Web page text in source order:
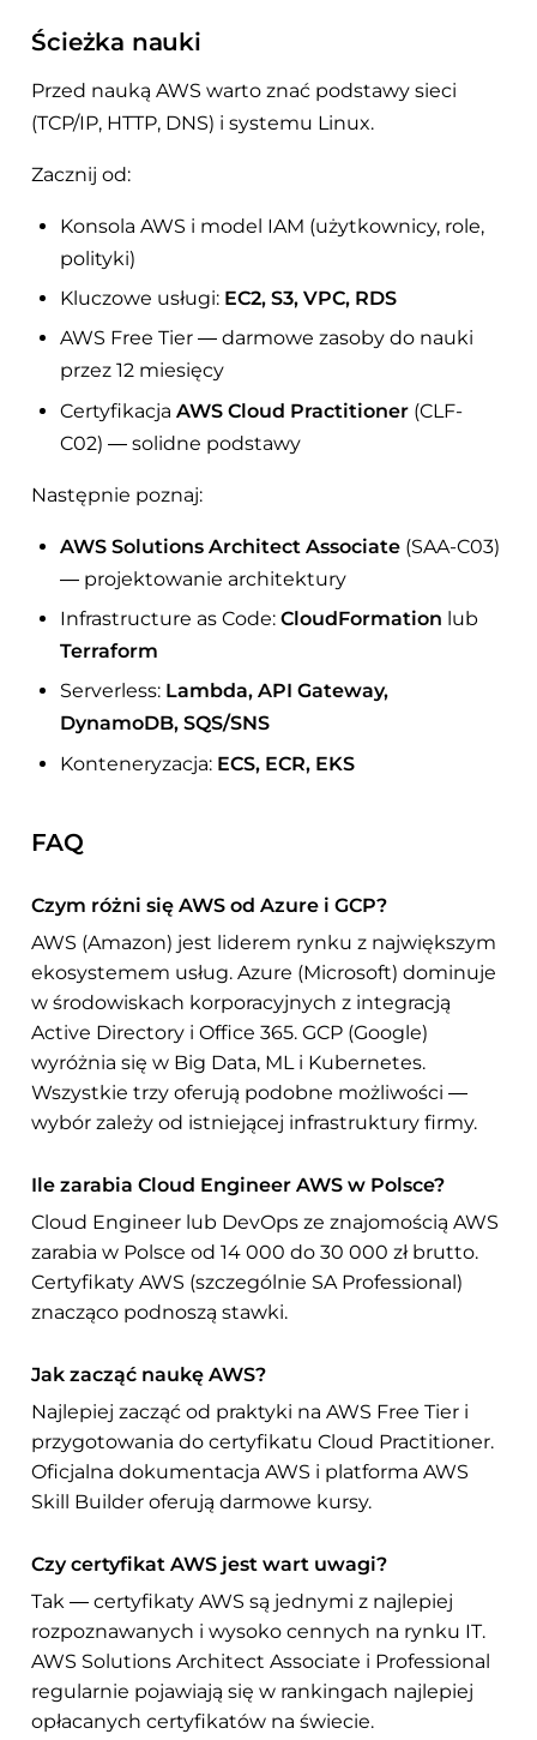
Ścieżka nauki
Przed nauką AWS warto znać podstawy sieci
(TCP/IP, HTTP, DNS) i systemu Linux.
Zacznij od:
Konsola AWS i model IAM (użytkownicy, role,
polityki)
Kluczowe usługi: EC2, S3, VPC, RDS
AWS Free Tier — darmowe zasoby do nauki
przez 12 miesięcy
CertyfikacjaAWS Cloud Practitioner (CLF-
C02) — solidne podstawy
Następnie poznaj:
AWS Solutions Architect Associate (SAA-C03)
— projektowanie architektury
Infrastructure as Code:CloudFormation lub
Terraform
Serverless: Lambda, API Gateway,
DynamoDB, SQS/SNS
Konteneryzacja: ECS, ECR, EKS
FAQ
Czym różni się AWS od Azure i GCP?
AWS (Amazon) jest liderem rynku z największym
ekosystemem usług. Azure (Microsoft) dominuje
w środowiskach korporacyjnych z integracją
Active Directory i Office 365. GCP (Google)
wyróżnia się w Big Data, ML i Kubernetes.
Wszystkie trzy oferują podobne możliwości —
wybór zależy od istniejącej infrastruktury firmy.
Ile zarabia Cloud Engineer AWS w Polsce?
Cloud Engineer lub DevOps ze znajomością AWS
zarabia w Polsce od 14 000 do 30 000 zł brutto.
Certyfikaty AWS (szczególnie SA Professional)
znacząco podnoszą stawki.
Jak zacząć naukę AWS?
Najlepiej zacząć od praktyki na AWS Free Tier i
przygotowania do certyfikatu Cloud Practitioner.
Oficjalna dokumentacja AWS i platforma AWS
Skill Builder oferują darmowe kursy.
Czy certyfikat AWS jest wart uwagi?
Tak — certyfikaty AWS są jednymi z najlepiej
rozpoznawanych i wysoko cennych na rynku IT.
AWS Solutions Architect Associate i Professional
regularnie pojawiają się w rankingach najlepiej
opłacanych certyfikatów na świecie.